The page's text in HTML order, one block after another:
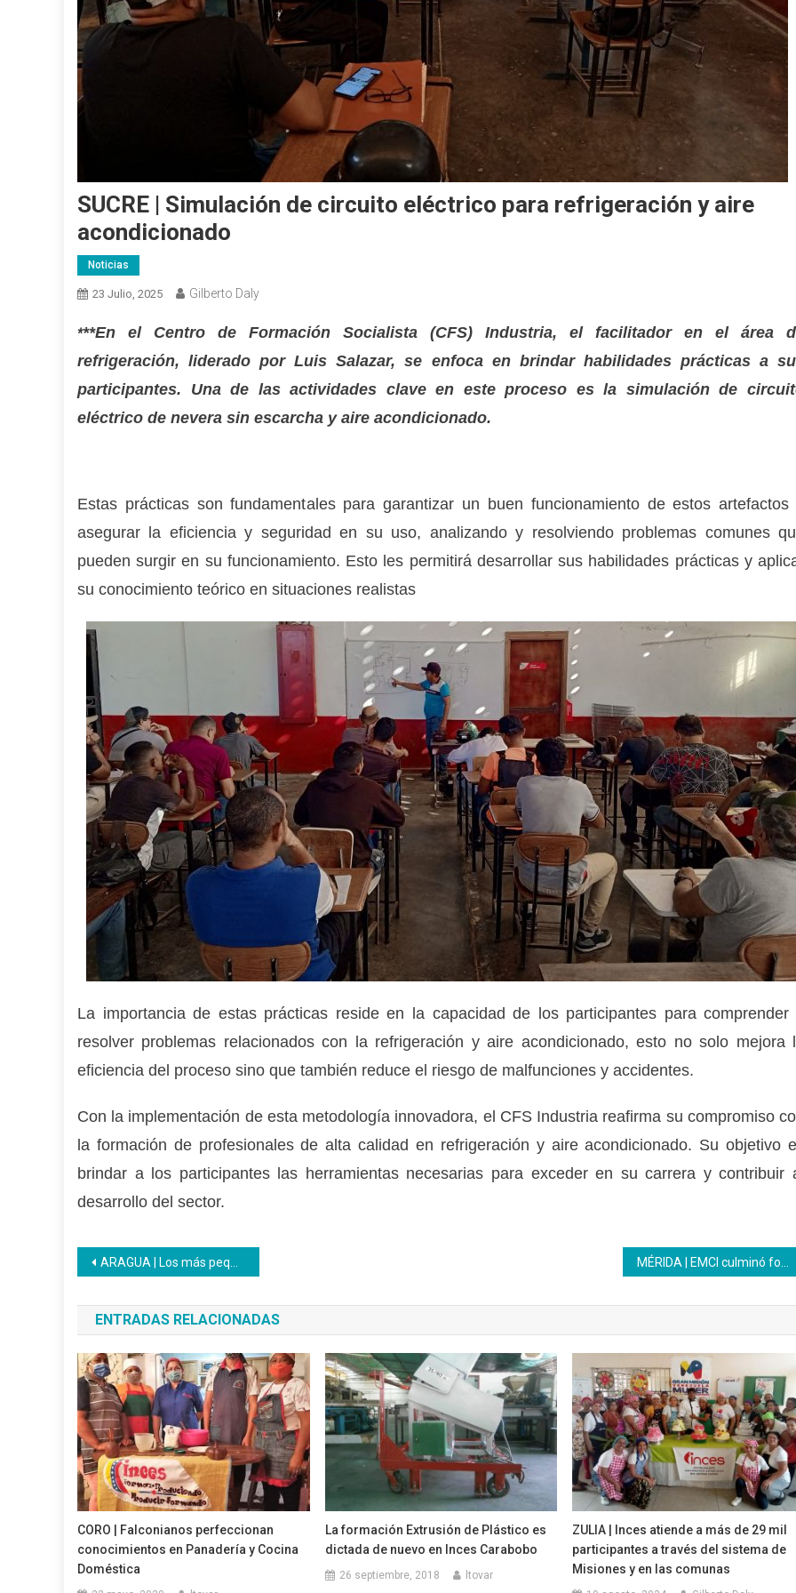
SUCRE | Simulación de circuito eléctrico para refrigeración y aire
acondicionado
Noticias
23 Julio, 2025 Gilberto Daly
***En el Centro de Formación Socialista (CFS) Industria, el facilitador en el área
refrigeración, liderado por Luis Salazar, se enfoca en brindar habilidades prácticas a
participantes. Una de las actividades clave en este proceso es la simulación de
eléctrico de nevera sin escarcha y aire acondicionado.
Estas prácticas son fundamentales para garantizar un buen funcionamiento de estos artefactos
asegurar la eficiencia y seguridad en su uso, analizando y resolviendo problemas comunes
pueden surgir en su funcionamiento. Esto les permitirá desarrollar sus habilidades prácticas y
su conocimiento teórico en situaciones realistas
La importancia de estas prácticas reside en la capacidad de los participantes para comprender
resolver problemas relacionados con la refrigeración y aire acondicionado, esto no solo mejora
eficiencia del proceso sino que también reduce el riesgo de malfunciones y accidentes.
Con la implementación de esta metodología innovadora, el CFS Industria reafirma su compromiso
la formación de profesionales de alta calidad en refrigeración y aire acondicionado. Su objetivo
brindar a los participantes las herramientas necesarias para exceder en su carrera y contribuir
desarrollo del sector.
Navegación
de
entradas
ARAGUA | Los más pequeños del Inces se hicieron presentes en Vivo por el Instagram
ENTRADAS RELACIONADAS
CORO | Falconianos perfeccionan
conocimientos en Panadería y Cocina
Doméstica
La formación Extrusión de Plástico es
dictada de nuevo en Inces Carabobo
26 septiembre, 2018 ltovar
ZULIA | Inces atiende a más de 29 mil
participantes a través del sistema de
Misiones y en las comunas